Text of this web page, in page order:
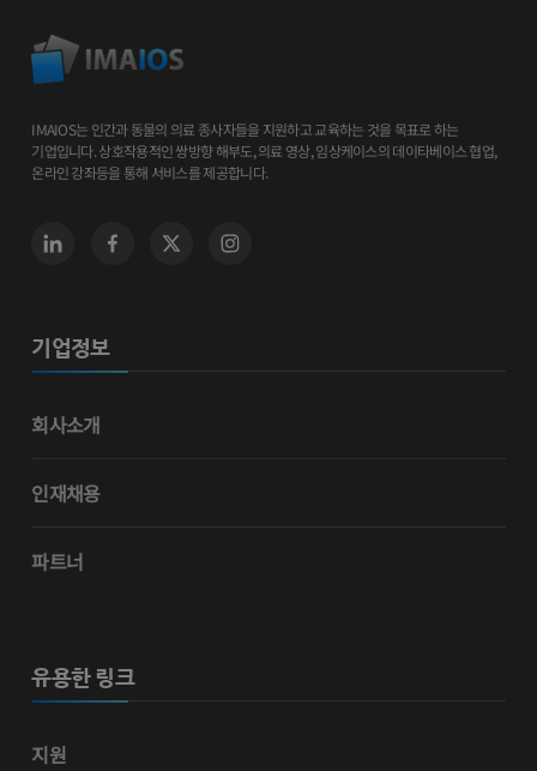
IMAIOS는 인간과 동물의 의료 종사자들을 지원하고 교육하는 것을 목표로 하는
기업입니다. 상호작용적인 쌍방향 해부도, 의료 영상, 임상케이스의 데이타베이스 협업,
온라인 강좌등을 통해 서비스를 제공합니다.
기업정보
회사소개
인재채용
파트너
유용한 링크
지원